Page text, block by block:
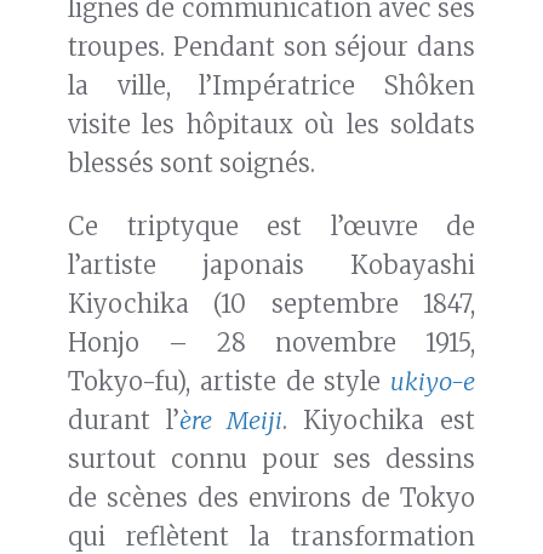
lignes de communication avec ses
troupes. Pendant son séjour dans
la ville, l’Impératrice Shôken
visite les hôpitaux où les soldats
blessés sont soignés.
Ce triptyque est l’œuvre de
l’artiste japonais Kobayashi
Kiyochika (10 septembre 1847,
Honjo – 28 novembre 1915,
Tokyo-fu), artiste de style ukiyo-e
durant l’ère Meiji. Kiyochika est
surtout connu pour ses dessins
de scènes des environs de Tokyo
qui reflètent la transformation